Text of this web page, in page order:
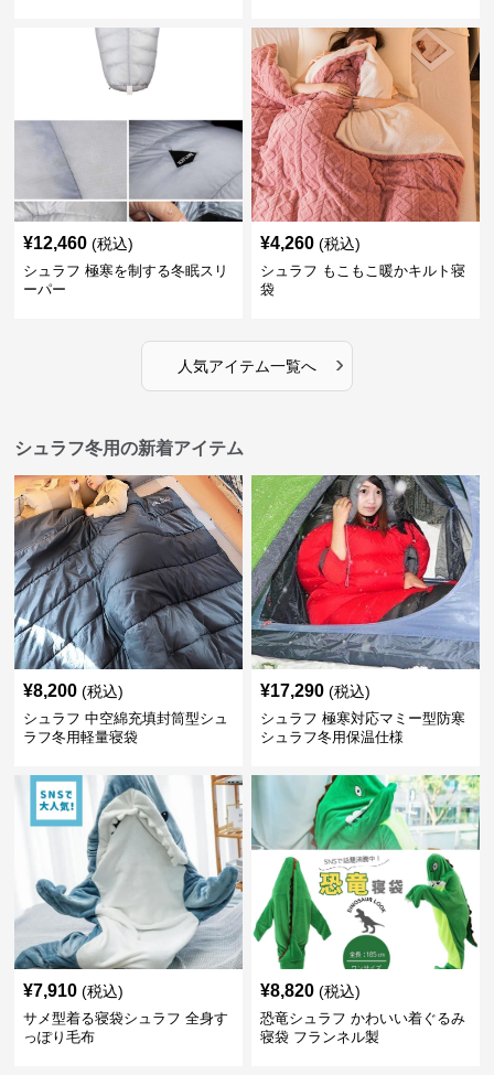
¥12,460 (税込)
シュラフ 極寒を制する冬眠スリ
ーパー
¥4,260 (税込)
シュラフ もこもこ暖かキルト寝
袋
人気アイテム一覧へ ›
シュラフ冬用の新着アイテム
¥8,200 (税込)
シュラフ 中空綿充填封筒型シュ
ラフ冬用軽量寝袋
¥17,290 (税込)
シュラフ 極寒対応マミー型防寒
シュラフ冬用保温仕様
¥7,910 (税込)
サメ型着る寝袋シュラフ 全身す
っぽり毛布
¥8,820 (税込)
恐竜シュラフ かわいい着ぐるみ
寝袋 フランネル製